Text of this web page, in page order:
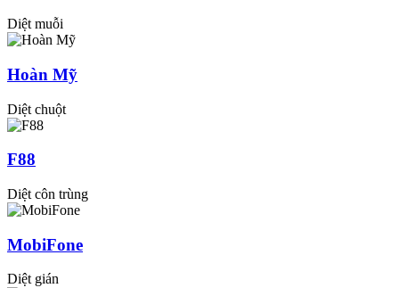
Diệt muỗi
Hoàn Mỹ
Diệt chuột
F88
Diệt côn trùng
MobiFone
Diệt gián